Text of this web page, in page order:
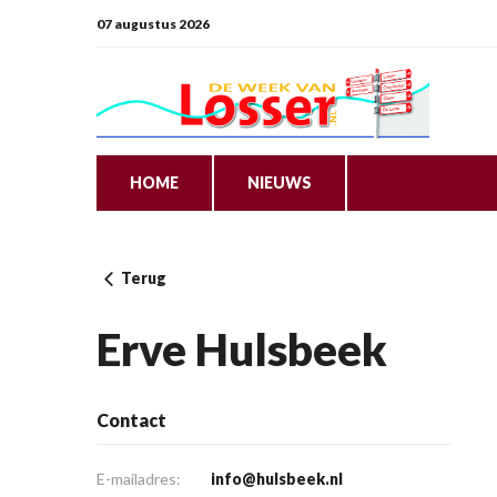
07 augustus 2026
HOME NIEUWS
Terug
Erve Hulsbeek
Contact
E-mailadres:
info@hulsbeek.nl